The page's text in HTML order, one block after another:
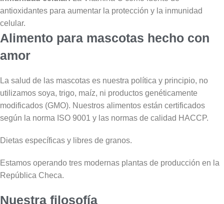
antioxidantes para aumentar la protección y la inmunidad
celular.
Alimento para mascotas hecho con
amor
La salud de las mascotas es nuestra política y principio, no
utilizamos soya, trigo, maíz, ni productos genéticamente
modificados (GMO). Nuestros alimentos están certificados
según la norma ISO 9001 y las normas de calidad HACCP.
Dietas específicas y libres de granos.
Estamos operando tres modernas plantas de producción en la
República Checa.
Nuestra filosofía